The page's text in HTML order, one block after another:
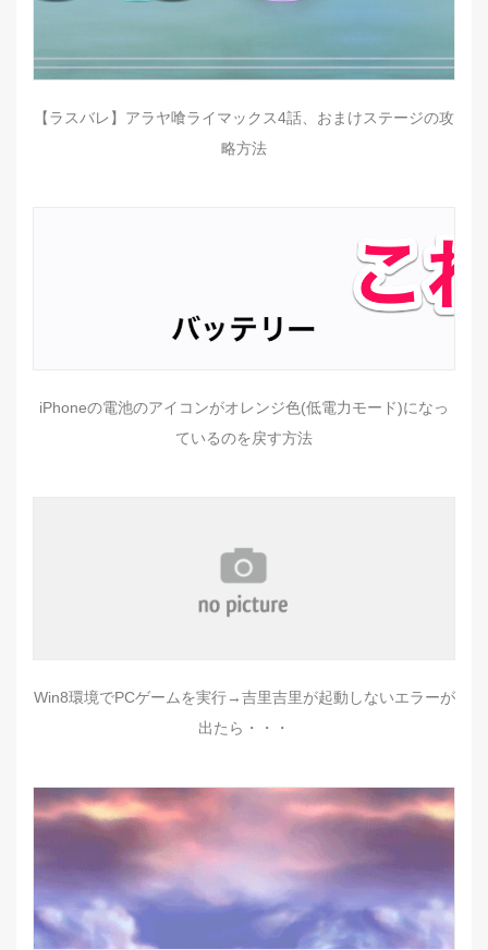
【ラスバレ】アラヤ喰ライマックス4話、おまけステージの攻
略方法
iPhoneの電池のアイコンがオレンジ色(低電力モード)になっ
ているのを戻す方法
Win8環境でPCゲームを実行→吉里吉里が起動しないエラーが
出たら・・・